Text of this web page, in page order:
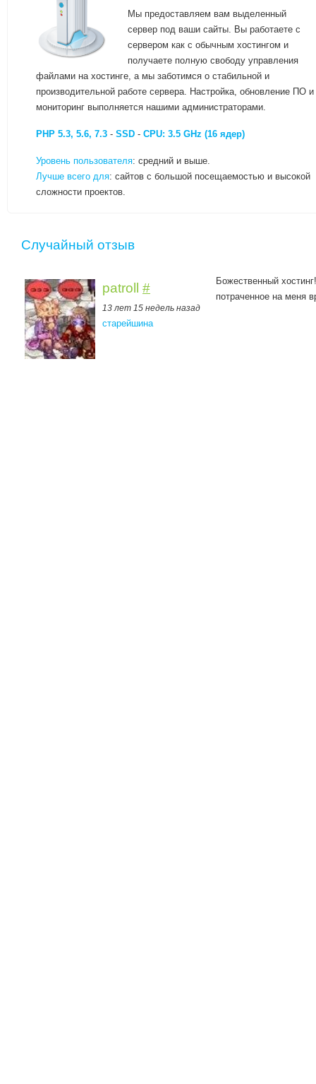
Мы предоставляем вам выделенный
сервер под ваши сайты. Вы работаете с
сервером как с обычным хостингом и
получаете полную свободу управления
файлами на хостинге, а мы заботимся о стабильной и
производительной работе сервера. Настройка, обновление ПО и
мониторинг выполняется нашими администраторами.
PHP 5.3, 5.6, 7.3 - SSD - CPU: 3.5 GHz (16 ядер)
Уровень пользователя: средний и выше.
Лучше всего для: сайтов с большой посещаемостью и высокой
сложности проектов.
Случайный отзыв
patroll #
13 лет 15 недель назад
старейшина
Божественный
потраченное на меня